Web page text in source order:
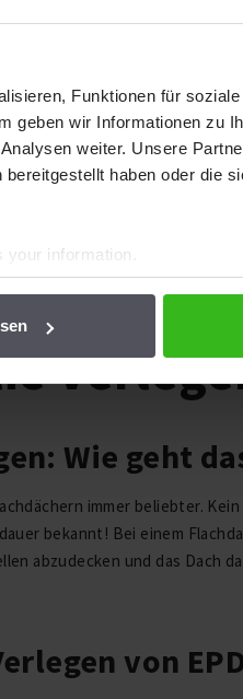
Funktionen für
geben wir Informationen zu
weiter. Unsere
haben oder die
information.
Wie geht
immer beliebter.
bekannt! Bei einem
abzudecken und das Dach
von